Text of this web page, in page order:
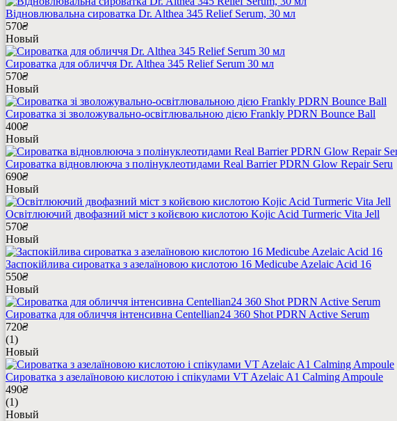
Відновлювальна сироватка Dr. Althea 345 Relief Serum, 30 мл
570₴
Новый
Сироватка для обличчя Dr. Althea 345 Relief Serum 30 мл
570₴
Новый
Сироватка зі зволожувально-освітлювальною дією Frankly PDRN Bounce Ball
400₴
Новый
Сироватка відновлююча з полінуклеотидами Real Barrier PDRN Glow Repair Seru
690₴
Новый
Освітлюючий двофазний міст з койєвою кислотою Kojic Acid Turmeric Vita Jell
570₴
Новый
Заспокійлива сироватка з азелаїновою кислотою 16 Medicube Azelaic Acid 16
550₴
Новый
Сироватка для обличчя інтенсивна Centellian24 360 Shot PDRN Active Serum
720₴
(1)
Новый
Сироватка з азелаїновою кислотою і спікулами VT Azelaic A1 Calming Ampoule
490₴
(1)
Новый